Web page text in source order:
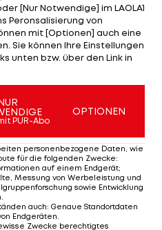
die völlig
einen Gang herunter,
im Konter (91.). Das
Donnerstag
[Nur Notwendige] im LAOLA1
Peronsalisierung von
mit [Optionen] auch eine
Sie können Ihre Einstellungen
unten bzw. über den Link in
PUR-Abo
OPTIONEN
personenbezogene Daten, wie
für die folgenden Zwecke:
auf einem Endgerät;
Messung von Werbeleistung und
sowie Entwicklung
.
auch: Genaue Standortdaten
Endgeräten.
Zwecke berechtigtes